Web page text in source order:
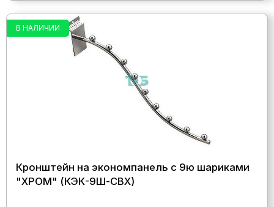
В НАЛИЧИИ
Кронштейн на экономпанель с 9ю шариками
"ХРОМ" (КЭК-9Ш-CВХ)